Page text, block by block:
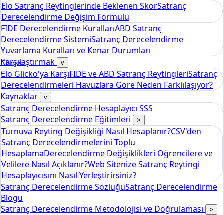
Chess
tools
Elo Satranç Derecelendirme Hesaplayıcısı
Elo Satranç Reytinglerinde Beklenen SkorSatranç
Derecelendirme Değişim Formülü
FIDE Derecelendirme KurallarıABD Satranç
Derecelendirme SistemiSatranç Derecelendirme
Yuvarlama Kuralları ve Kenar Durumları
Karşılaştırmak
v
Elo Glicko'ya KarşıFIDE ve ABD Satranç ReytingleriSatranç
Derecelendirmeleri Havuzlara Göre Neden Farklılaşıyor?
Kaynaklar
v
Satranç Derecelendirme Hesaplayıcı SSS
Satranç Derecelendirme Eğitimleri
>
Turnuva Reyting Değişikliği Nasıl Hesaplanır?CSV'den
Satranç Derecelendirmelerini Toplu
HesaplamaDerecelendirme Değişiklikleri Öğrencilere ve
Velilere Nasıl Açıklanır?Web Sitenize Satranç Reytingi
Hesaplayıcısını Nasıl Yerleştirirsiniz?
Satranç Derecelendirme SözlüğüSatranç Derecelendirme
Blogu
Satranç Derecelendirme Metodolojisi ve Doğrulaması
>